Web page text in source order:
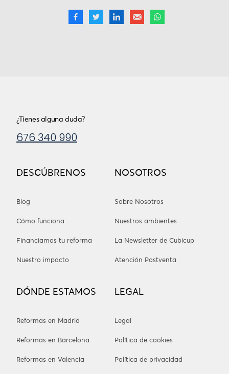
DESCÚBRENOS
Blog
Cómo funciona
Financiamos tu reforma
Nuestro impacto
NOSOTROS
Sobre Nosotros
Nuestros ambientes
La Newsletter de Cubicup
Atención Postventa
DÓNDE ESTAMOS
Reformas en Madrid
Reformas en Barcelona
Reformas en Valencia
LEGAL
Legal
Política de cookies
Política de privacidad
¿Tienes alguna duda?
676 340 990